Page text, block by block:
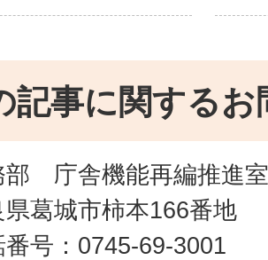
記事に関するお
部 庁舎機能再編推進室
県葛城市柿本166番地
番号：0745-69-3001